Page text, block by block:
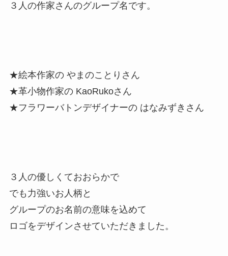
３人の作家さんのグループ名です。
★絵本作家の やまのことりさん
★革小物作家の KaoRukoさん
★フラワーバトンデザイナーの はなみずきさん
３人の優しくておおらかで
でも力強いお人柄と
グループのお名前の意味を込めて
ロゴをデザインさせていただきました。